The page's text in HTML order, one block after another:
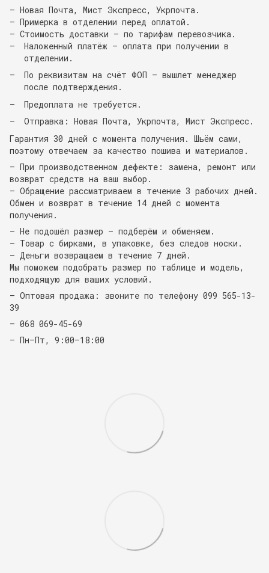
— Новая Почта, Мист Экспресс, Укрпочта.
— Примерка в отделении перед оплатой.
— Стоимость доставки — по тарифам перевозчика.
Наложенный платёж — оплата при получении в
отделении.
По реквизитам на счёт ФОП — вышлет менеджер
после подтверждения.
Предоплата не требуется.
Отправка: Новая Почта, Укрпочта, Мист Экспресс.
Гарантия 30 дней с момента получения. Шьём сами,
поэтому отвечаем за качество пошива и материалов.
— При производственном дефекте: замена, ремонт или
возврат средств на ваш выбор.
— Обращение рассматриваем в течение 3 рабочих дней.
Обмен и возврат в течение 14 дней с момента
получения.
— Не подошёл размер — подберём и обменяем.
— Товар с бирками, в упаковке, без следов носки.
— Деньги возвращаем в течение 7 дней.
Мы поможем подобрать размер по таблице и модель,
подходящую для ваших условий.
— Оптовая продажа: звоните по телефону 099 565-13-
39
— 068 069-45-69
— Пн–Пт, 9:00–18:00